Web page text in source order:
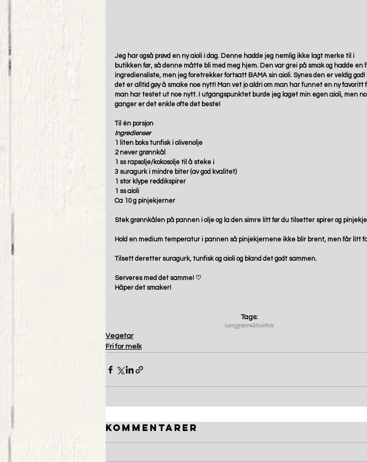
Jeg har også prøvd en ny aioli i dag. Denne hadde jeg nemlig ikke lagt merke til i
butikken før, så denne måtte bli med meg hjem. Den var grei på smak og hadde en
ingrediensliste, men jeg foretrekker fortsatt BAMA sin aioli. Synes den er veldig god!
det er alltid gøy å smake noe nytt! Man vet jo aldri om man har funnet en ny favoritt
man har testet ut noe nytt. I utgangspunktet burde jeg laget min egen aioli, men
ganger er det enkle ofte det beste!
Til én porsjon
Ingredienser
1 liten boks tunfisk i olivenolje
2 never grønnkål
1 ss rapsolje/kokosolje til å steke i
3 suragurk i mindre biter (av god kvalitet)
1 stor klype reddikspirer
1 ss aioli
Ca 10 g pinjekjerner
Stek grønnkålen på pannen i olje og la den simre litt før du tilsetter spirer og
Hold en medium temperatur i pannen så pinjekjernene ikke blir brent, men får litt
Tilsett deretter suragurk, tunfisk og aioli og bland det godt sammen.
Serveres med det samme! ♡
Håper det smaker!
Tags:
lunsjgrønnkål tunfisk
Vegetar
Fri for melk
Kommentarer